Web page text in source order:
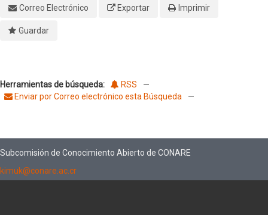
Correo Electrónico
Exportar Imprimir
Guardar
Herramientas de búsqueda: RSS
—
Enviar por Correo electrónico esta Búsqueda
—
Subcomisión de Conocimiento Abierto de CONARE
kimuk@conare.ac.cr